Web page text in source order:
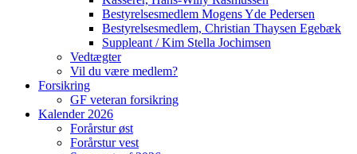
Bestyrelsesmedlem Mogens Yde Pedersen
Bestyrelsesmedlem, Christian Thaysen Egebæk
Suppleant / Kim Stella Jochimsen
Vedtægter
Vil du være medlem?
Forsikring
GF veteran forsikring
Kalender 2026
Forårstur øst
Forårstur vest